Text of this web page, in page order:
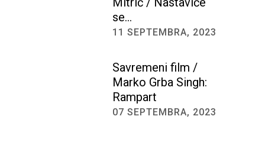
se…
11 SEPTEMBRA, 2023
Savremeni film /
Marko Grba Singh:
Rampart
07 SEPTEMBRA, 2023